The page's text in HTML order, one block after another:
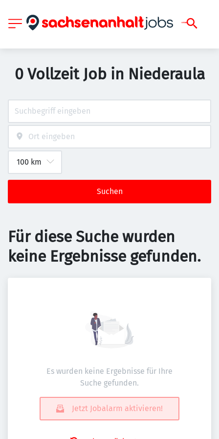
0 Vollzeit Job in Niederaula
Suchen
Für diese Suche wurden
keine Ergebnisse gefunden.
Es wurden keine Ergebnisse für Ihre
Suche gefunden.
Jetzt Jobalarm aktivieren!